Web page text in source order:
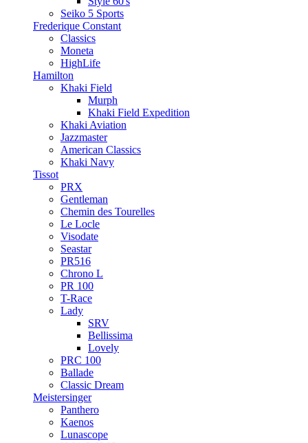
Seiko 5 Sports
Frederique Constant
Classics
Moneta
HighLife
Hamilton
Khaki Field
Murph
Khaki Field Expedition
Khaki Aviation
Jazzmaster
American Classics
Khaki Navy
Tissot
PRX
Gentleman
Chemin des Tourelles
Le Locle
Visodate
Seastar
PR516
Chrono L
PR 100
T-Race
Lady
SRV
Bellissima
Lovely
PRC 100
Ballade
Classic Dream
Meistersinger
Panthero
Kaenos
Lunascope